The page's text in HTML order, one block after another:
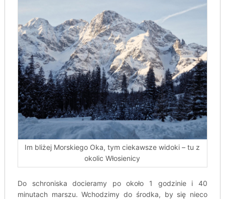
Im bliżej Morskiego Oka, tym ciekawsze widoki – tu z
okolic Włosienicy
Do schroniska docieramy po około 1 godzinie i 40
minutach marszu. Wchodzimy do środka, by się nieco